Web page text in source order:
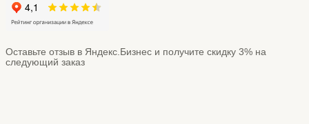
Оставьте отзыв в Яндекс.Бизнес и получите скидку 3% на
следующий заказ